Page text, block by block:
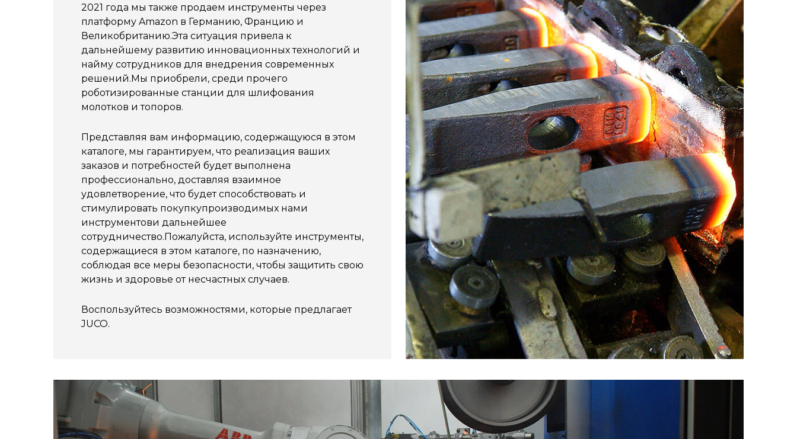
2021 года мы также продаем инструменты через
платформу Amazon в Германию, Францию и
Великобританию.Эта ситуация привела к
дальнейшему развитию инновационных технологий и
найму сотрудников для внедрения современных
решений.Мы приобрели, среди прочего
роботизированные станции для шлифования
молотков и топоров.
Представляя вам информацию, содержащуюся в этом
каталоге, мы гарантируем, что реализация ваших
заказов и потребностей будет выполнена
профессионально, доставляя взаимное
удовлетворение, что будет способствовать и
стимулировать покупкупроизводимых нами
инструментови дальнейшее
сотрудничество.Пожалуйста, используйте инструменты,
содержащиеся в этом каталоге, по назначению,
соблюдая все меры безопасности, чтобы защитить свою
жизнь и здоровье от несчастных случаев.
Воспользуйтесь возможностями, которые предлагает
JUCO.